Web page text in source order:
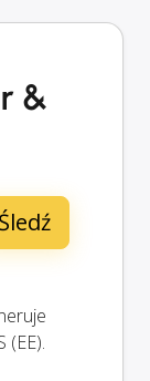
&
(EE).